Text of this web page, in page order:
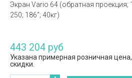
Экран Vario 64 (обратная проекция;
250; 186“; 40кг)
443 204 руб
Указана примерная розничная
скидки.